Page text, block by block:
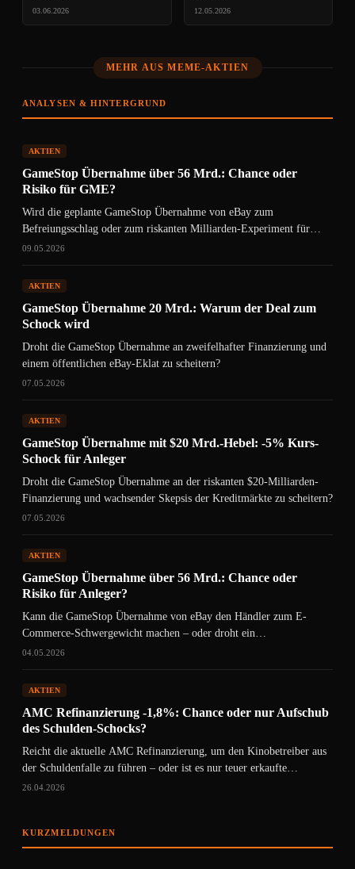
03.06.2026 12.05.2026
MEHR AUS MEME-AKTIEN
ANALYSEN & HINTERGRUND
AKTIEN
GameStop Übernahme über 56 Mrd.: Chance oder
Risiko für GME?
Wird die geplante GameStop Übernahme von eBay zum
Befreiungsschlag oder zum riskanten Milliarden-Experiment für
GME-Anleger?
09.05.2026
AKTIEN
GameStop Übernahme 20 Mrd.: Warum der Deal zum
Schock wird
Droht die GameStop Übernahme an zweifelhafter Finanzierung und
einem öffentlichen eBay-Eklat zu scheitern?
07.05.2026
AKTIEN
GameStop Übernahme mit $20 Mrd.-Hebel: -5% Kurs-
Schock für Anleger
Droht die GameStop Übernahme an der riskanten $20-Milliarden-
Finanzierung und wachsender Skepsis der Kreditmärkte zu scheitern?
07.05.2026
AKTIEN
GameStop Übernahme über 56 Mrd.: Chance oder
Risiko für Anleger?
Kann die GameStop Übernahme von eBay den Händler zum E-
Commerce-Schwergewicht machen – oder droht ein
milliardenschwerer Fehlgriff?
04.05.2026
AKTIEN
AMC Refinanzierung -1,8%: Chance oder nur Aufschub
des Schulden-Schocks?
Reicht die aktuelle AMC Refinanzierung, um den Kinobetreiber aus
der Schuldenfalle zu führen – oder ist es nur teuer erkaufte…
26.04.2026
KURZMELDUNGEN